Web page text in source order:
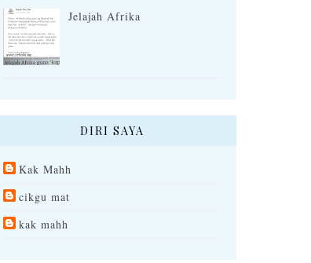
Jelajah Afrika
DIRI SAYA
Kak Mahh
cikgu mat
kak mahh